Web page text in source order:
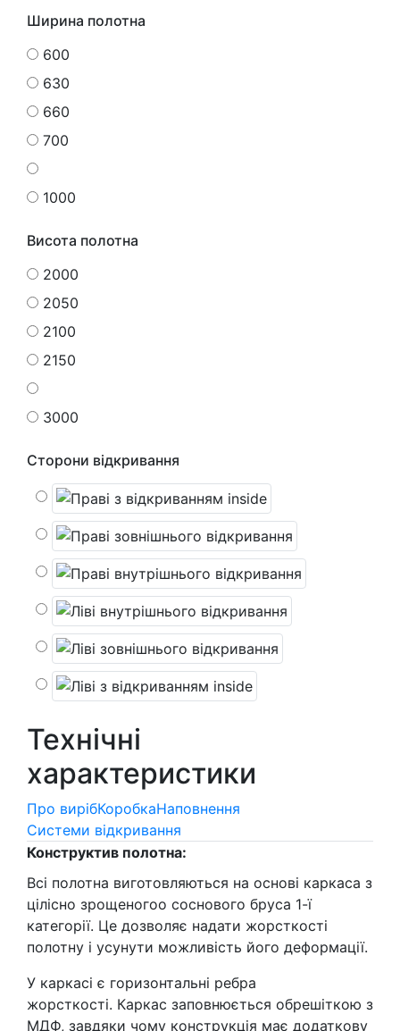
Ширина полотна
600
630
660
700
1000
Висота полотна
2000
2050
2100
2150
3000
Сторони відкривання
Технічні
характеристики
Про вирібКоробкаНаповнення
Системи відкривання
Конструктив полотна:
Всі полотна виготовляються на основі каркаса з
цілісно зрощеногоо соснового бруса 1-ї
категорії. Це дозволяє надати жорсткості
полотну і усунути можливість його деформації.
У каркасі є горизонтальні ребра
жорсткості. Каркас заповнюється обрешіткою з
МДФ, завдяки чому конструкція має додаткову